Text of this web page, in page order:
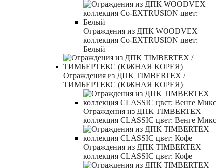
Ограждения из ДПК WOODVEX
коллекция Co-EXTRUSION цвет:
Белый
Ограждения из ДПК TIMBERTEX /
ТИМБЕРТЕКС (ЮЖНАЯ КОРЕЯ)
Ограждения из ДПК TIMBERTEX
коллекция CLASSIC цвет: Венге Микс
Ограждения из ДПК TIMBERTEX
коллекция CLASSIC цвет: Кофе